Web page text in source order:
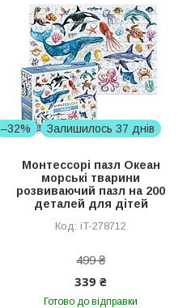
–32% Залишилось 37 днів
Монтессорі пазл Океан
морські тварини
розвиваючий пазл на 200
деталей для дітей
iT-278712
499 ₴
339 ₴
Готово до відправки